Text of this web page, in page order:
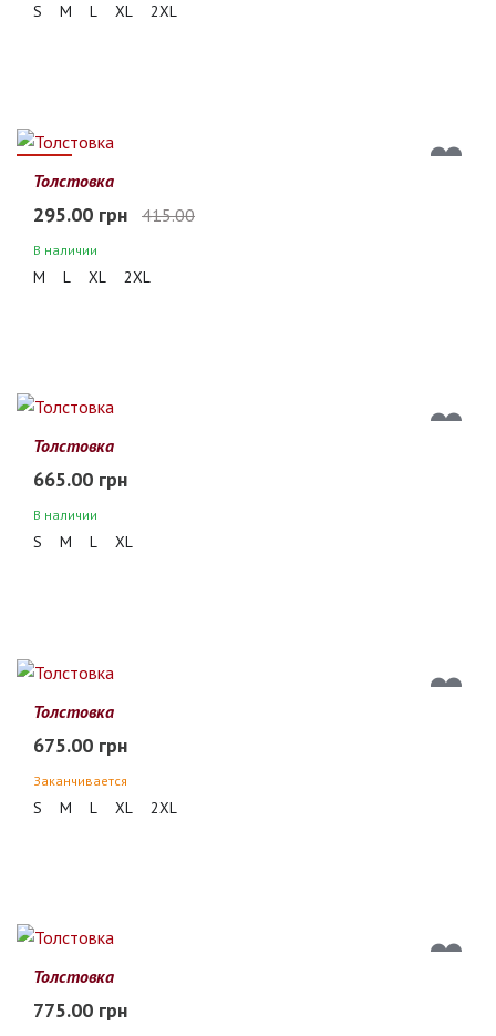
S M L XL 2XL
29%
Толстовка
295.00 грн 415.00
В наличии
M L XL 2XL
Толстовка
665.00 грн
В наличии
S M L XL
Толстовка
675.00 грн
Заканчивается
S M L XL 2XL
Толстовка
775.00 грн